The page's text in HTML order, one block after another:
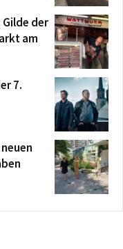
der
am
7.